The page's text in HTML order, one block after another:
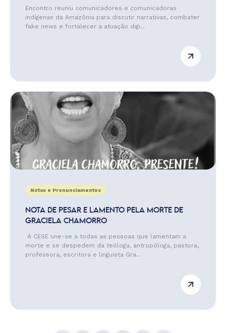
Encontro reuniu comunicadores e comunicadoras
indígenas da Amazônia para discutir narrativas, combater
fake news e fortalecer a atuação digi...
Notas e Pronunciamentos
NOTA DE PESAR E LAMENTO PELA MORTE DE
GRACIELA CHAMORRO
A CESE une-se a todas as pessoas que lamentam a
morte e se despedem da teóloga, antropóloga, pastora,
professora, escritora e linguista Gra...